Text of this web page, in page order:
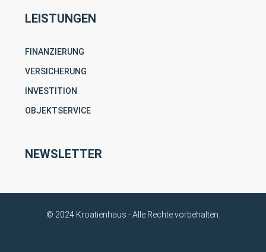
LEISTUNGEN
FINANZIERUNG
VERSICHERUNG
INVESTITION
OBJEKTSERVICE
NEWSLETTER
© 2024 Kroatienhaus - Alle Rechte vorbehalten.